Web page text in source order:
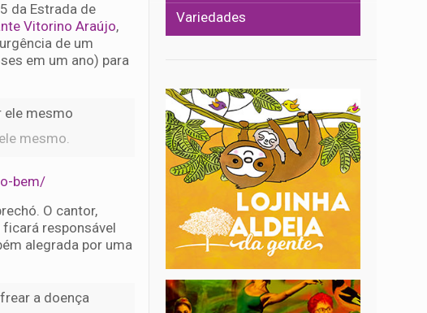
da Estrada de
Vitorino Araújo,
de um
em um ano) para
mesmo.
bem/
O cantor,
responsável
alegrada por uma
Variedades